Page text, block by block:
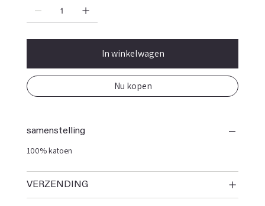
In winkelwagen
Nu kopen
samenstelling
100% katoen
VERZENDING